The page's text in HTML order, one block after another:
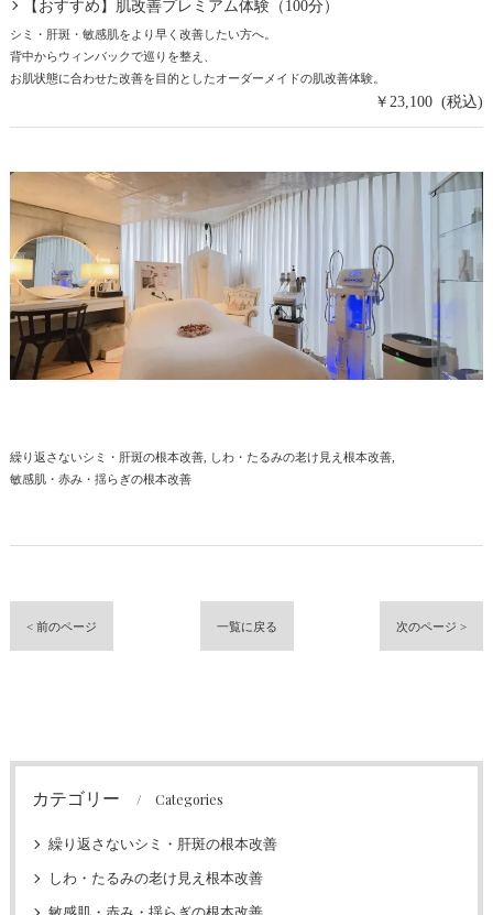
【おすすめ】肌改善プレミアム体験（100分）
シミ・肝斑・敏感肌をより早く改善したい方へ。
背中からウィンバックで巡りを整え、
お肌状態に合わせた改善を目的としたオーダーメイドの肌改善体験。
￥23,100 (税込)
繰り返さないシミ・肝斑の根本改善
しわ・たるみの老け見え根本改善
敏感肌・赤み・揺らぎの根本改善
< 前のページ 一覧に戻る 次のページ >
カテゴリー Categories
繰り返さないシミ・肝斑の根本改善
しわ・たるみの老け見え根本改善